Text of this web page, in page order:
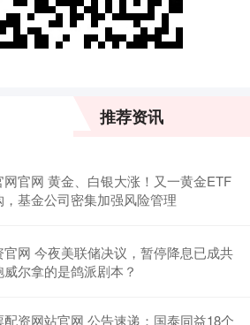
推荐资讯
网官网 黄金、白银大涨！又一黄金ETF
，基金公司密集加强风险管理
官网 今夜美联储决议，暂停降息已成共
尔拿的是鸽派剧本？
资网站官网 公告速递：国泰同益18个